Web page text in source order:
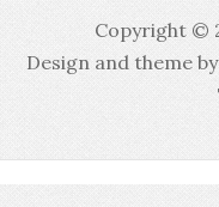
Copyright ©
Design and theme